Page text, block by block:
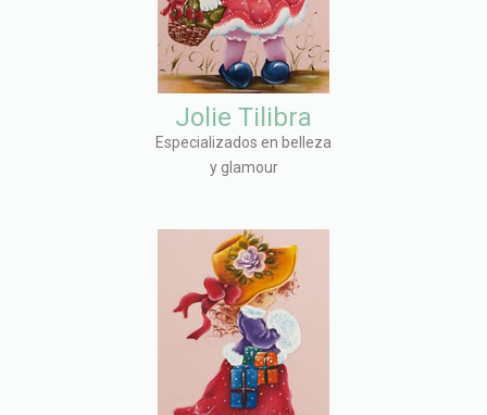
Jolie Tilibra
Especializados en belleza
y glamour